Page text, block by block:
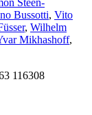
Bussotti, Vito
, Wilhelm
Mikhashoff,
116308